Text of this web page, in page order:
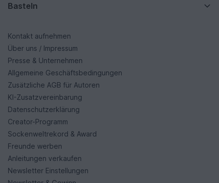
Basteln
Kontakt aufnehmen
Über uns / Impressum
Presse & Unternehmen
Allgemeine Geschäftsbedingungen
Zusätzliche AGB für Autoren
KI-Zusatzvereinbarung
Datenschutzerklärung
Creator-Programm
Sockenweltrekord & Award
Freunde werben
Anleitungen verkaufen
Newsletter Einstellungen